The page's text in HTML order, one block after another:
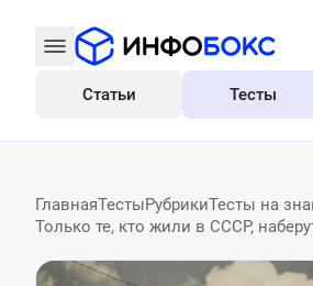
Статьи Тесты
ГлавнаяТестыРубрикиТесты на
Только те, кто жили в СССР,